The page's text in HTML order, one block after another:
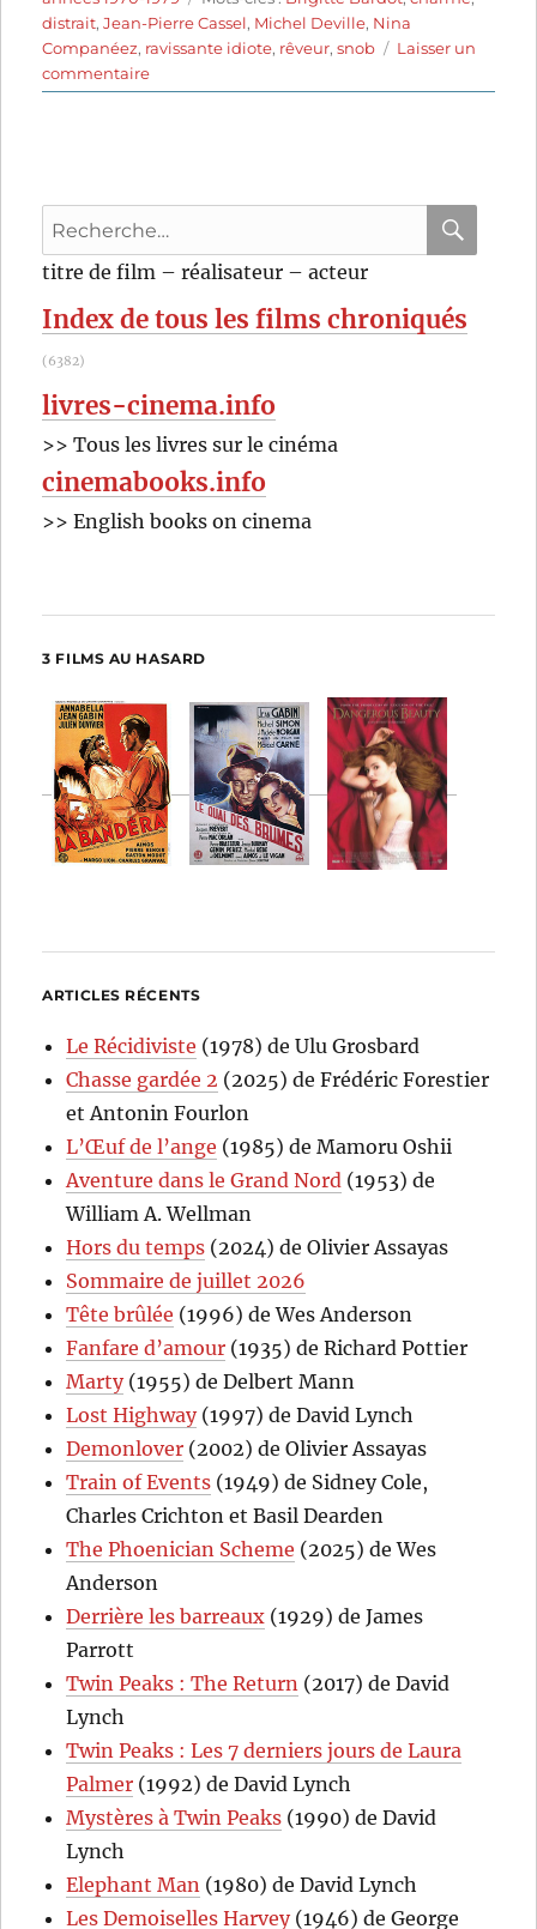
distrait,Jean-Pierre Cassel, Michel Deville, Nina
Companéez, ravissante idiote, rêveur,snob
Laisser un
commentairesur
L’ours
de
Deville
Recherche
pour
titre de film – réalisateur – acteur
Index de tous les films chroniqués
(6382)
livres-cinema.info
>> Tous les livres sur le cinéma
cinemabooks.info
>> English books on cinema
3 FILMS AU HASARD
ARTICLES RÉCENTS
Le Récidiviste (1978) de Ulu Grosbard
Chasse gardée 2 (2025) de Frédéric Forestier
et Antonin Fourlon
L’Œuf de l’ange (1985) de Mamoru Oshii
Aventure dans le Grand Nord (1953) de
William A. Wellman
Hors du temps (2024) de Olivier Assayas
Sommaire de juillet 2026
Tête brûlée (1996) de Wes Anderson
Fanfare d’amour (1935) de Richard Pottier
Marty(1955) de Delbert Mann
Lost Highway(1997) de David Lynch
Demonlover (2002) de Olivier Assayas
Train of Events (1949) de Sidney Cole,
Charles Crichton et Basil Dearden
The Phoenician Scheme (2025) de Wes
Anderson
Derrière les barreaux (1929) de James
Parrott
Twin Peaks : The Return (2017) de David
Lynch
Twin Peaks : Les 7 derniers jours de Laura
Palmer (1992) de David Lynch
Mystères à Twin Peaks (1990) de David
Lynch
Elephant Man (1980) de David Lynch
Les Demoiselles Harvey(1946) de George